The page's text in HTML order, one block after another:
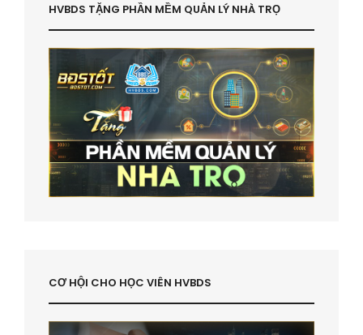
HVBDS TẶNG PHẦN MỀM QUẢN LÝ NHÀ TRỌ
CƠ HỘI CHO HỌC VIÊN HVBDS